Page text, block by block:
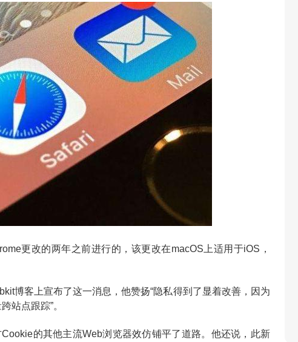
更改的两年之前进行的，该更改在macOS上适用于iOS，
博客上宣布了这一消息，他赞扬“隐私得到了显着改善，因为
站点跟踪”。
的其他主流Web浏览器效仿铺平了道路。他还说，此新